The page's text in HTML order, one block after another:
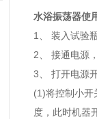
水浴振荡器使
1、 装入试验
2、 接通电源
3、 打开电源
(1)将控制小开
度，此时机器